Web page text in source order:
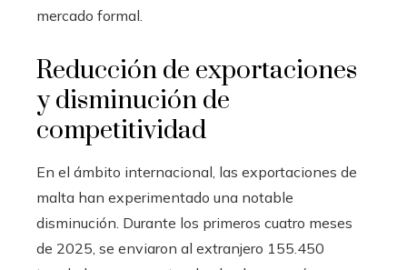
mercado formal.
Reducción de exportaciones
y disminución de
competitividad
En el ámbito internacional, las exportaciones de
malta han experimentado una notable
disminución. Durante los primeros cuatro meses
de 2025, se enviaron al extranjero 155.450